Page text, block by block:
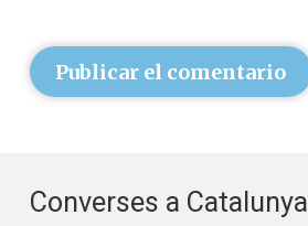
Publicar el comentario
Converses a Catalunya